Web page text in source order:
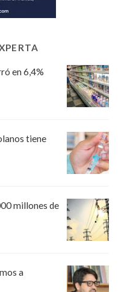
en 6,4%
tiene
millones de
a